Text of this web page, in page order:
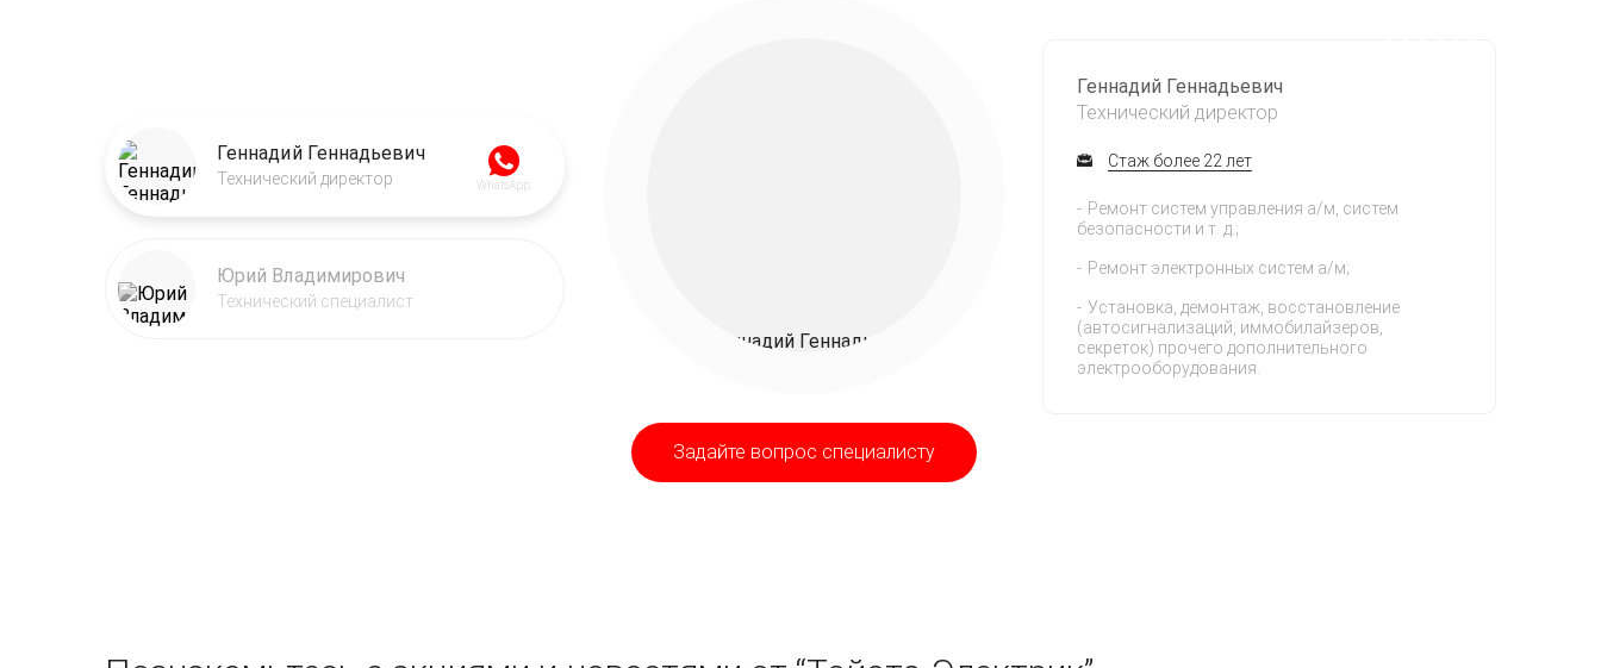
Геннадий Геннадьевич
Технический директор WhatsApp
Юрий Владимирович
Технический специалист
Задайте вопрос специалисту
Геннадий Геннадьевич
Технический директор
Стаж более 22 лет
Ремонт систем управления а/м, систем
безопасности и т. д.;
Ремонт электронных систем а/м;
Установка, демонтаж, восстановление
(автосигнализаций, иммобилайзеров,
секреток) прочего дополнительного
электрооборудования.